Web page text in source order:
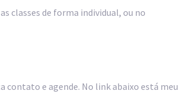
classes de forma individual, ou no
contato e agende. No link abaixo está meu